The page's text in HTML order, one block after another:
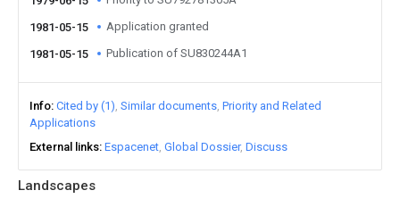
Landscapes
1981-05-15 Application granted
1981-05-15 Publication of SU830244A1
Info Cited by (1) Similar documents Priority and Related
Applications
External links Espacenet Global Dossier Discuss